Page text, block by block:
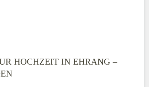
HOCHZEIT IN EHRANG –